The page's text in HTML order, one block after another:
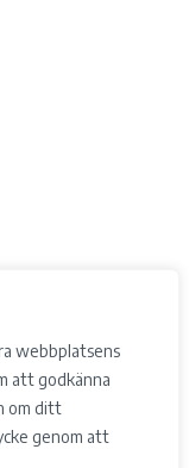
webbplatsens
att godkänna
om ditt
genom att